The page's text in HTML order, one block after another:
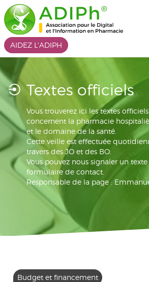
AIDEZ L'ADIPH
Textes officiels
Vous trouverez ici les textes
concernent la pharmacie
et le domaine de la santé.
Cette veille est effectuée
travers des JO et des BO.
Vous pouvez nous signaler un
formulaire de contact.
Responsable de la page :
Budget et financement